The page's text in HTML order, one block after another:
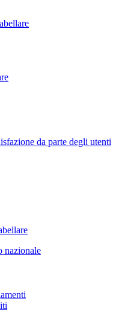
da parte degli utenti
nazionale